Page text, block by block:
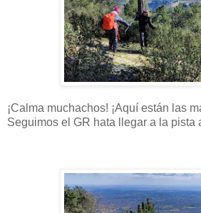
¡Calma muchachos! ¡Aquí están las
Seguimos el GR hata llegar a la pista